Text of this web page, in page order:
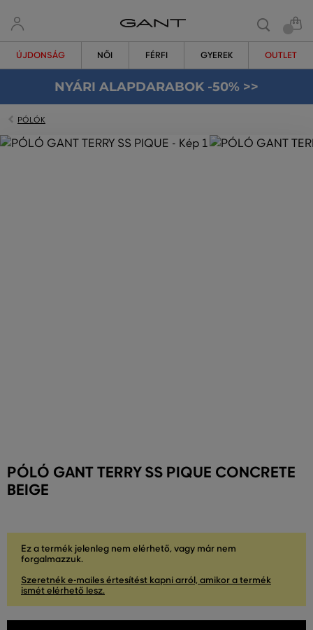
ÚJDONSÁG NŐI FÉRFI GYEREK OUTLET
NYÁRI ALAPDARABOK -50% >>
PÓLÓK
PÓLÓ GANT TERRY SS PIQUE CONCRETE
BEIGE
Ez a termék jelenleg nem elérhető, vagy már nem
forgalmazzuk.
Szeretnék e-mailes értesítést kapni arról, amikor a termék
ismét elérhető lesz.